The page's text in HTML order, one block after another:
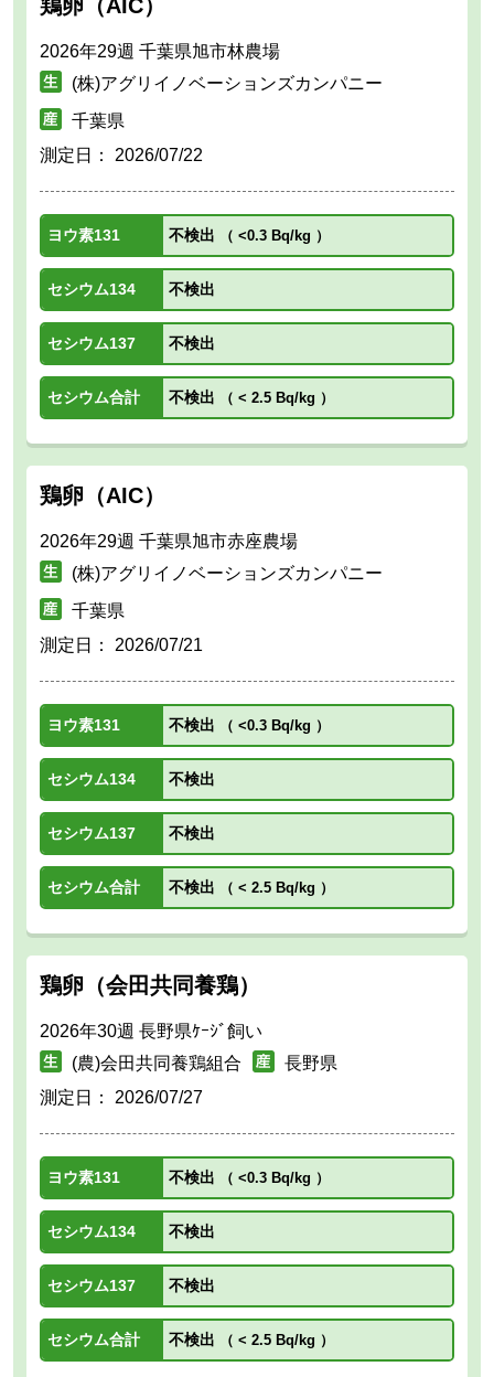
鶏卵（AIC）
2026年29週 千葉県旭市林農場
(株)アグリイノベーションズカンパニー
千葉県
測定日： 2026/07/22
ヨウ素131 不検出 （ <0.3 Bq/kg ）
セシウム134 不検出
セシウム137 不検出
セシウム合計 不検出 （ < 2.5 Bq/kg ）
鶏卵（AIC）
2026年29週 千葉県旭市赤座農場
(株)アグリイノベーションズカンパニー
千葉県
測定日： 2026/07/21
ヨウ素131 不検出 （ <0.3 Bq/kg ）
セシウム134 不検出
セシウム137 不検出
セシウム合計 不検出 （ < 2.5 Bq/kg ）
鶏卵（会田共同養鶏）
2026年30週 長野県ｹｰｼﾞ飼い
(農)会田共同養鶏組合
長野県
測定日： 2026/07/27
ヨウ素131 不検出 （ <0.3 Bq/kg ）
セシウム134 不検出
セシウム137 不検出
セシウム合計 不検出 （ < 2.5 Bq/kg ）